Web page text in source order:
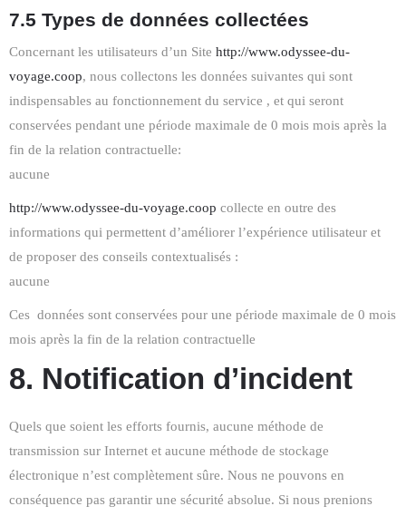
7.5 Types de données collectées
Concernant les utilisateurs d’un Site http://www.odyssee-du-
voyage.coop, nous collectons les données suivantes qui sont
indispensables au fonctionnement du service , et qui seront
conservées pendant une période maximale de 0 mois mois après la
fin de la relation contractuelle:
aucune
http://www.odyssee-du-voyage.coop collecte en outre des
informations qui permettent d’améliorer l’expérience utilisateur et
de proposer des conseils contextualisés :
aucune
Ces données sont conservées pour une période maximale de 0 mois
mois après la fin de la relation contractuelle
8. Notification d’incident
Quels que soient les efforts fournis, aucune méthode de
transmission sur Internet et aucune méthode de stockage
électronique n’est complètement sûre. Nous ne pouvons en
conséquence pas garantir une sécurité absolue. Si nous prenions